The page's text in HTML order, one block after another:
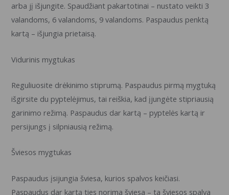
arba jį išjungite. Spaudžiant pakartotinai – nustato veikti 3
valandoms, 6 valandoms, 9 valandoms. Paspaudus penktą
kartą – išjungia prietaisą.
Vidurinis mygtukas
Reguliuosite drėkinimo stiprumą. Paspaudus pirmą mygtuką
išgirsite du pyptelėjimus, tai reiškia, kad įjungėte stipriausią
garinimo režimą. Paspaudus dar kartą – pyptelės kartą ir
persijungs į silpniausią režimą.
Šviesos mygtukas
Paspaudus įsijungia šviesa, kurios spalvos keičiasi.
Paspaudus dar kartą ties norima šviesa – ta šviesos spalva